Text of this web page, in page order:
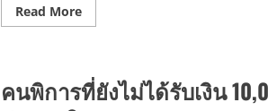
Read MoreRead
more
10,000
บาท
อาจ
คนพิการที่ยังไม่ได้รับเงิน